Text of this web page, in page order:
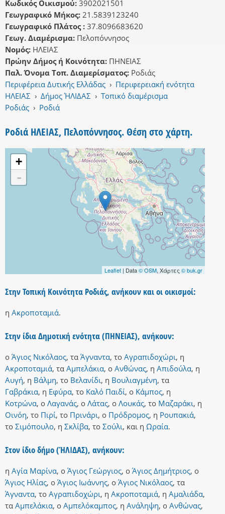
Κωδικός Οικισμού: 3902021501
Γεωγραφικό Μήκος: 21.5839123240
Γεωγραφικό Πλάτος : 37.8096683620
Γεωγ. Διαμέρισμα: Πελοπόννησος
Νομός: ΗΛΕΙΑΣ
Πρώην Δήμος ή Κοινότητα: ΠΗΝΕΙΑΣ
Παλ. Όνομα Τοπ. Διαμερίσματος: Ροδιάς
Περιφέρεια Δυτικής Ελλάδας › Περιφερειακή ενότητα
ΗΛΕΙΑΣ › Δήμος ΉΛΙΔΑΣ › Τοπικό διαμέρισμα
Ροδιάς › Ροδιά
Ροδιά ΗΛΕΙΑΣ, Πελοπόννησος. Θέση στο χάρτη.
+
-
Leaflet | Data© OSM, Χάρτες © buk.gr
Στην Τοπική Κοινότητα Ροδιάς, ανήκουν και οι οικισμοί:
η Ακροποταμιά.
Στην ίδια Δημοτική ενότητα (ΠΗΝΕΙΑΣ), ανήκουν:
ο Άγιος Νικόλαος, τα Άγναντα, το Αγραπιδοχώρι, η
Ακροποταμιά, τα Αμπελάκια, ο Ανθώνας, η Απιδούλα, η
Αυγή, η Βάλμη, το Βελανίδι, η Βουλιαγμένη, τα
Γαβράκια, η Εφύρα, το Καλό Παιδί, ο Κάμπος, η
Κοτρώνα, ο Λαγανάς, ο Λάτας, ο Λουκάς, το Μαζαράκι, η
Οινόη, το Πιρί, το Πρινάρι, ο Πρόδρομος, η Ρουπακιά,
το Σιμόπουλο, η Σκλίβα, το Σούλι, και η Ωραία.
Στον ίδιο δήμο (ΉΛΙΔΑΣ), ανήκουν:
η Αγία Μαρίνα, ο Άγιος Γεώργιος, ο Άγιος Δημήτριος, ο
Άγιος Ηλίας, ο Άγιος Ιωάννης, ο Άγιος Νικόλαος, τα
Άγναντα, το Αγραπιδοχώρι, η Ακροποταμιά, η Αμαλιάδα,
τα Αμπελάκια, ο Αμπελόκαμπος, η Ανάληψη, ο Ανθώνας,